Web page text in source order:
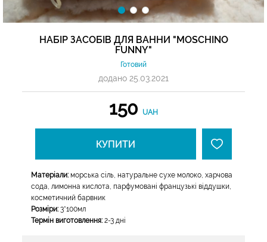
НАБІР ЗАСОБІВ ДЛЯ ВАННИ "MOSCHINO
FUNNY"
Готовий
додано 25.03.2021
150 UAH
КУПИТИ
Матеріали: морська сіль, натуральне сухе молоко, харчова
сода, лимонна кислота, парфумовані французькі віддушки,
косметичний барвник
Розміри: 3*100мл
Термін виготовлення: 2-3 дні